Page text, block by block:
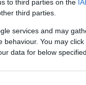
to third parties on the
third parties.
services and may
behaviour. You may
data for below
λαμβάνουν μέρος
27/10/2020 -